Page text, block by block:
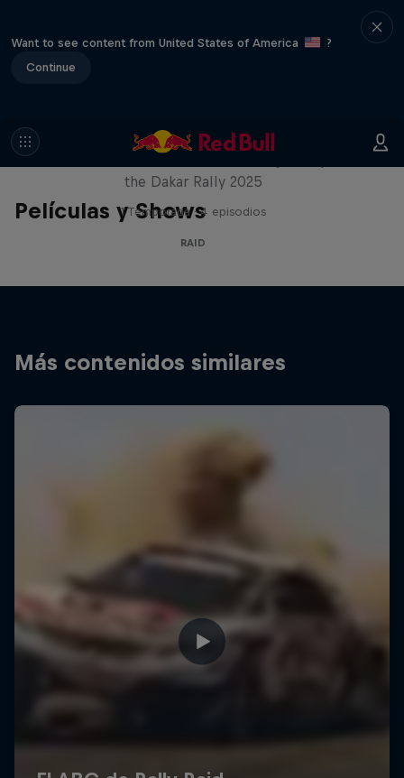
Want to see content from United States of America
?
Continue
Películas y Shows
Journey to Dakar
the Dakar Rally 2025
1 Temporada · 4 episodios
RAID
Más contenidos similares